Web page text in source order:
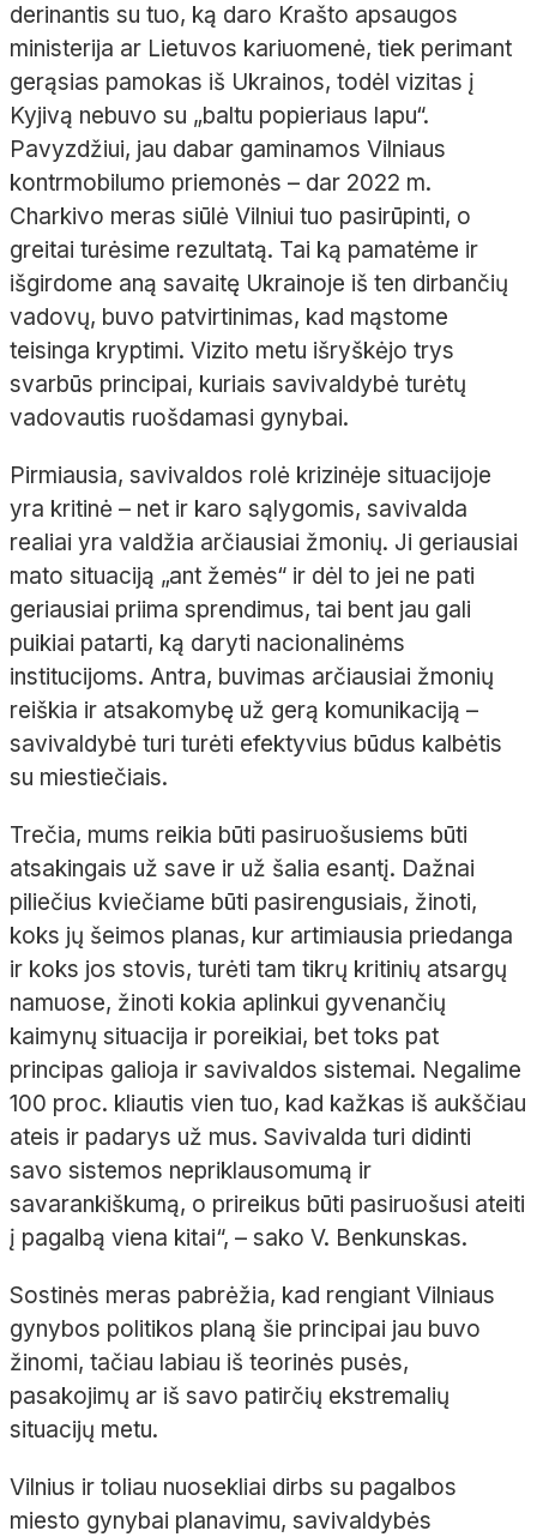
derinantis su tuo, ką daro Krašto apsaugos
ministerija ar Lietuvos kariuomenė, tiek perimant
gerąsias pamokas iš Ukrainos, todėl vizitas į
Kyjivą nebuvo su „baltu popieriaus lapu“.
Pavyzdžiui, jau dabar gaminamos Vilniaus
kontrmobilumo priemonės – dar 2022 m.
Charkivo meras siūlė Vilniui tuo pasirūpinti, o
greitai turėsime rezultatą. Tai ką pamatėme ir
išgirdome aną savaitę Ukrainoje iš ten dirbančių
vadovų, buvo patvirtinimas, kad mąstome
teisinga kryptimi. Vizito metu išryškėjo trys
svarbūs principai, kuriais savivaldybė turėtų
vadovautis ruošdamasi gynybai.
Pirmiausia, savivaldos rolė krizinėje situacijoje
yra kritinė – net ir karo sąlygomis, savivalda
realiai yra valdžia arčiausiai žmonių. Ji geriausiai
mato situaciją „ant žemės“ ir dėl to jei ne pati
geriausiai priima sprendimus, tai bent jau gali
puikiai patarti, ką daryti nacionalinėms
institucijoms. Antra, buvimas arčiausiai žmonių
reiškia ir atsakomybę už gerą komunikaciją –
savivaldybė turi turėti efektyvius būdus kalbėtis
su miestiečiais.
Trečia, mums reikia būti pasiruošusiems būti
atsakingais už save ir už šalia esantį. Dažnai
piliečius kviečiame būti pasirengusiais, žinoti,
koks jų šeimos planas, kur artimiausia priedanga
ir koks jos stovis, turėti tam tikrų kritinių atsargų
namuose, žinoti kokia aplinkui gyvenančių
kaimynų situacija ir poreikiai, bet toks pat
principas galioja ir savivaldos sistemai. Negalime
100 proc. kliautis vien tuo, kad kažkas iš aukščiau
ateis ir padarys už mus. Savivalda turi didinti
savo sistemos nepriklausomumą ir
savarankiškumą, o prireikus būti pasiruošusi ateiti
į pagalbą viena kitai“, – sako V. Benkunskas.
Sostinės meras pabrėžia, kad rengiant Vilniaus
gynybos politikos planą šie principai jau buvo
žinomi, tačiau labiau iš teorinės pusės,
pasakojimų ar iš savo patirčių ekstremalių
situacijų metu.
Vilnius ir toliau nuosekliai dirbs su pagalbos
miesto gynybai planavimu, savivaldybės